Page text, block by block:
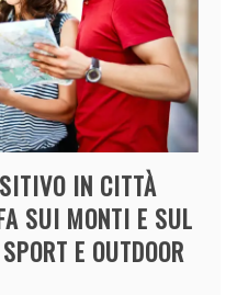
IN CITTÀ
SUI MONTI E SUL
E OUTDOOR